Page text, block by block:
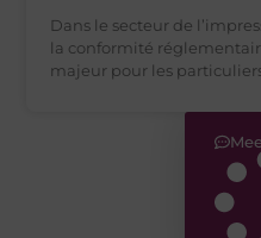
Dans le secteur de
la conformité
majeur pour les